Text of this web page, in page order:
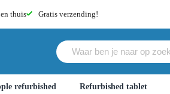
thuis Gratis verzending!
refurbished Refurbished tablet